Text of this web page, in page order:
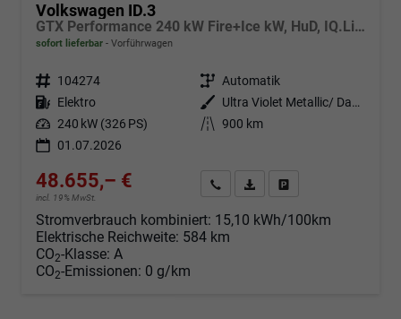
Volkswagen ID.3
GTX Performance 240 kW Fire+Ice kW, HuD, IQ.Light, H&K, Wärmepumpe, 20-Zoll, 4 J.-Garantie
sofort lieferbar Vorführwagen
Fahrzeugnr. 104274 Getriebe Automatik
Kraftstoff Elektro Außenfarbe
Ultra Violet Metallic/ Dach Schwarz
Leistung 240 kW (326 PS) Kilometerstand 900 km
01.07.2026
48.655,– €
incl. 19% MwSt.
Angebot anfordern
Fahrzeugexpose (PDF)
Stromverbrauch kombiniert: 15,10 kWh/100km
Elektrische Reichweite: 584 km
CO2-Klasse: A
CO2-Emissionen: 0 g/km